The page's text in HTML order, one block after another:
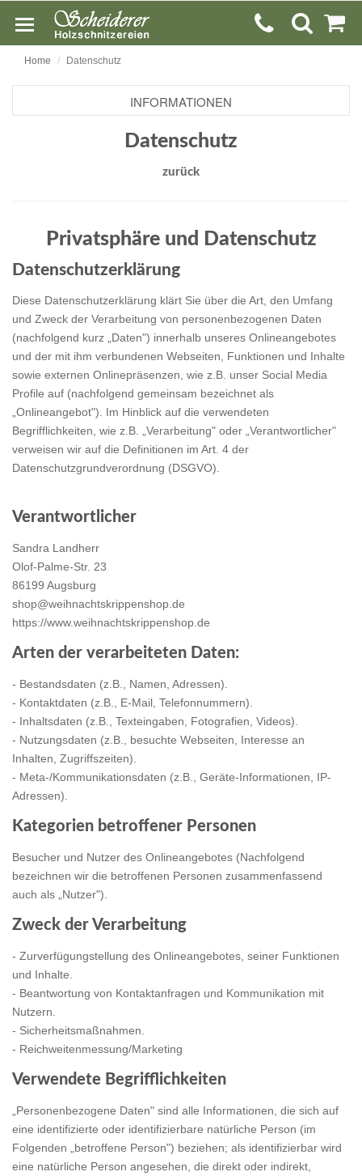
Home Datenschutz
INFORMATIONEN
Datenschutz
zurück
Privatsphäre und Datenschutz
Datenschutzerklärung
Diese Datenschutzerklärung klärt Sie über die Art, den Umfang
und Zweck der Verarbeitung von personenbezogenen Daten
(nachfolgend kurz „Daten") innerhalb unseres Onlineangebotes
und der mit ihm verbundenen Webseiten, Funktionen und Inhalte
sowie externen Onlinepräsenzen, wie z.B. unser Social Media
Profile auf (nachfolgend gemeinsam bezeichnet als
„Onlineangebot"). Im Hinblick auf die verwendeten
Begrifflichkeiten, wie z.B. „Verarbeitung" oder „Verantwortlicher"
verweisen wir auf die Definitionen im Art. 4 der
Datenschutzgrundverordnung (DSGVO).
Verantwortlicher
Sandra Landherr
Olof-Palme-Str. 23
86199 Augsburg
shop@weihnachtskrippenshop.de
https://www.weihnachtskrippenshop.de
Arten der verarbeiteten Daten:
- Bestandsdaten (z.B., Namen, Adressen).
- Kontaktdaten (z.B., E-Mail, Telefonnummern).
- Inhaltsdaten (z.B., Texteingaben, Fotografien, Videos).
- Nutzungsdaten (z.B., besuchte Webseiten, Interesse an
Inhalten, Zugriffszeiten).
- Meta-/Kommunikationsdaten (z.B., Geräte-Informationen, IP-
Adressen).
Kategorien betroffener Personen
Besucher und Nutzer des Onlineangebotes (Nachfolgend
bezeichnen wir die betroffenen Personen zusammenfassend
auch als „Nutzer").
Zweck der Verarbeitung
- Zurverfügungstellung des Onlineangebotes, seiner Funktionen
und Inhalte.
- Beantwortung von Kontaktanfragen und Kommunikation mit
Nutzern.
- Sicherheitsmaßnahmen.
- Reichweitenmessung/Marketing
Verwendete Begrifflichkeiten
„Personenbezogene Daten" sind alle Informationen, die sich auf
eine identifizierte oder identifizierbare natürliche Person (im
Folgenden „betroffene Person") beziehen; als identifizierbar wird
eine natürliche Person angesehen, die direkt oder indirekt,